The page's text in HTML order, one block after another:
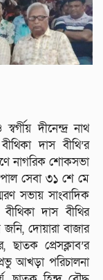
দীনেন্দ্র নাথ
দাস বীথি’র
নাগরিক শোকসভা
সেবা ৩১ শে মে
সভায় সাংবাদিক
দাস বীথির
দোয়ারা বাজার
প্রেসক্লাব’র
আখড়া পরিচালনা